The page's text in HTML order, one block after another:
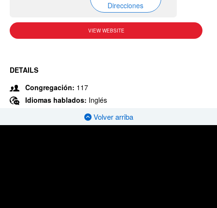
Direcciones
VIEW WEBSITE
DETAILS
Congregación: 117
Idiomas hablados: Inglés
Volver arriba